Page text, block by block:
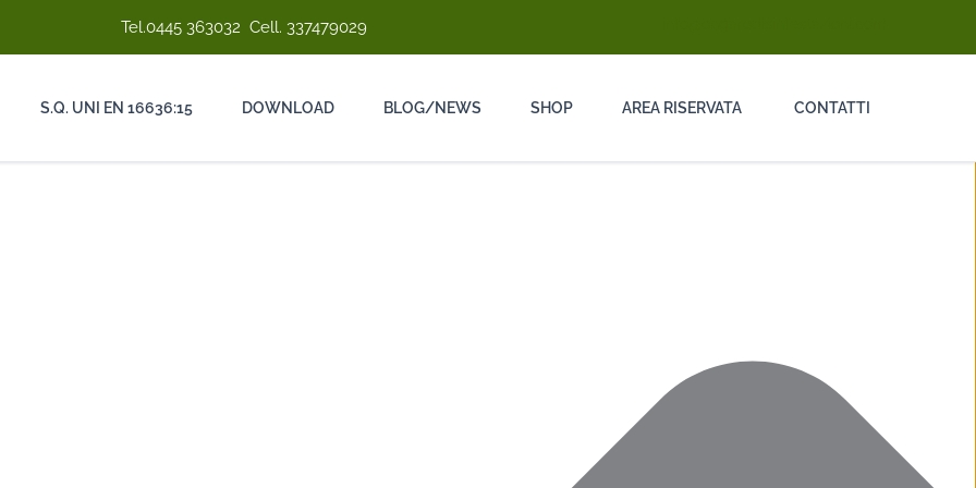
Tel.0445 363032 Cell. 337479029
S.Q. UNI EN 16636:15 DOWNLOAD BLOG/NEWS SHOP AREA RISERVATA CONTATTI